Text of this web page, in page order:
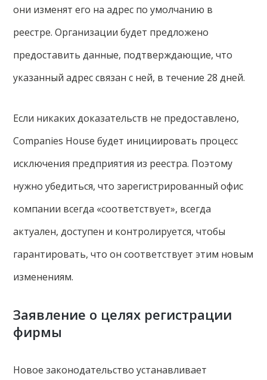
они изменят его на адрес по умолчанию в
реестре. Организации будет предложено
предоставить данные, подтверждающие, что
указанный адрес связан с ней, в течение 28 дней.
Если никаких доказательств не предоставлено,
Companies House будет инициировать процесс
исключения предприятия из реестра. Поэтому
нужно убедиться, что зарегистрированный офис
компании всегда «соответствует», всегда
актуален, доступен и контролируется, чтобы
гарантировать, что он соответствует этим новым
изменениям.
Заявление о целях регистрации
фирмы
Новое законодательство устанавливает